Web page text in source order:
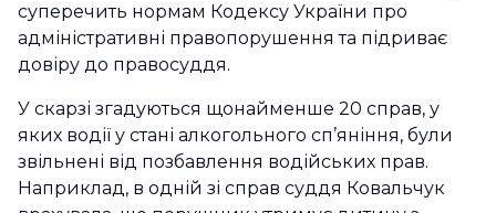
суперечить нормам Кодексу України про
адміністративні правопорушення та підриває
довіру до правосуддя.
У скарзі згадуються щонайменше 20 справ, у
яких водії у стані алкогольного сп’яніння, були
звільнені від позбавлення водійських прав.
Наприклад, в одній зі справ суддя Ковальчук